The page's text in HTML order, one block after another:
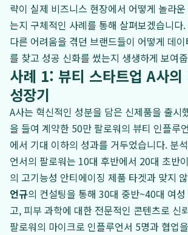
략이 실제 비즈니스 현장에서 어떻게 놀라
는지 구체적인 사례를 통해 살펴보겠습니다
다른 어려움을 겪던 브랜드들이 어떻게 데
를 찾고 성공 신화를 썼는지 생생하게 보여
사례 1: 뷰티 스타트업 A사
성장기
A사는 혁신적인 성분을 담은 신제품을 출시
을 들여 계약한 50만 팔로워의 뷰티 인플루
에서 기대 이하의 성과를 거두었습니다. 분
언서의 팔로워는 10대 후반에서 20대 초반
의 고기능성 안티에이징 제품 타겟과 맞지
언규의 컨설팅을 통해 30대 중반~40대 여
고, 피부 과학에 대한 전문적인 콘텐츠로 신
팔로워의 마이크로 인플루언서 5명과 협업